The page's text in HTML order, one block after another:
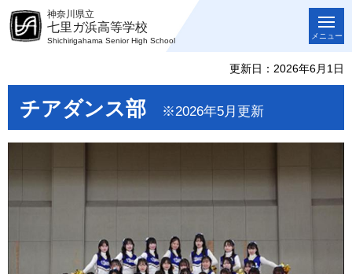
神奈川県立
七里ガ浜高等学校
Shichirigahama Senior High School
メニュー
更新日：2026年6月1日
チアダンス部 ※2026年5月更新